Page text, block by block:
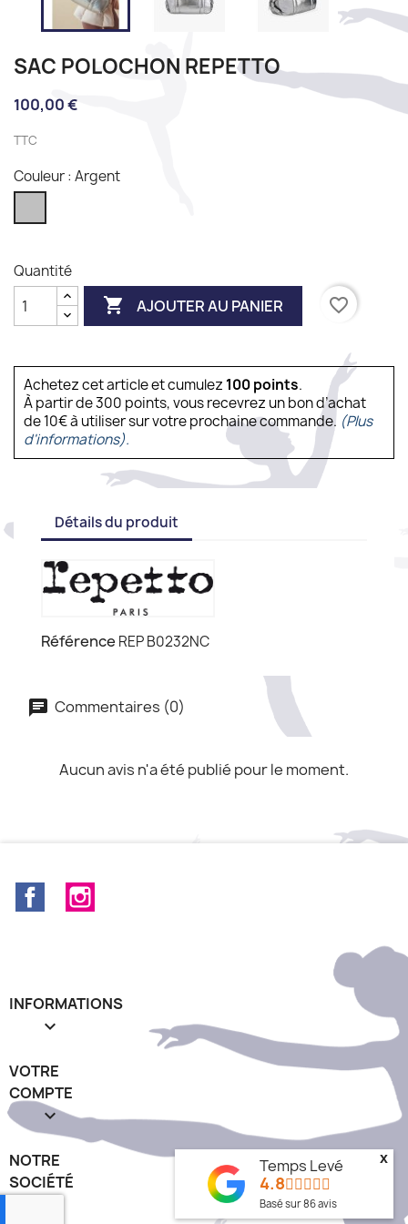
SAC POLOCHON REPETTO
100,00 €
TTC
Couleur : Argent
Quantité
 AJOUTER AU PANIER favorite_border
Achetez cet article et cumulez 100points.
À partir de 300 points, vous recevrez un bon d’achat
de 10€ à utiliser sur votre prochaine commande. (Plus
d'informations).
Détails du produit
Référence REP B0232NC
Commentaires (0)
Aucun avis n'a été publié pour le moment.
Facebook
INFORMATIONS

VOTRE
COMPTE

NOTRE
SOCIÉTÉ
Temps Levé
4.8
Basé sur86avis
x